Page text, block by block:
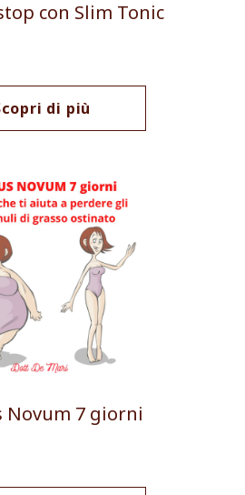
con Slim Tonic
di più
Novum 7 giorni